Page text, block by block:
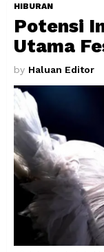
HIBURAN
Potensi
Utama
by Haluan Editor